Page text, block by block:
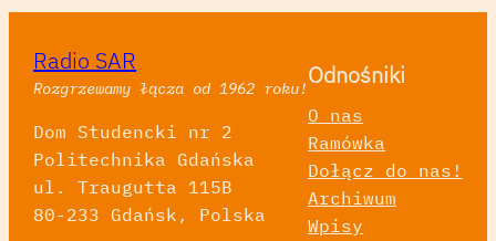
Radio SAR
Rozgrzewamy łącza od 1962 roku!
Dom Studencki nr 2
Politechnika Gdańska
ul. Traugutta 115B
80-233 Gdańsk, Polska
Odnośniki
O nas
Ramówka
Dołącz do nas!
Archiwum
Wpisy